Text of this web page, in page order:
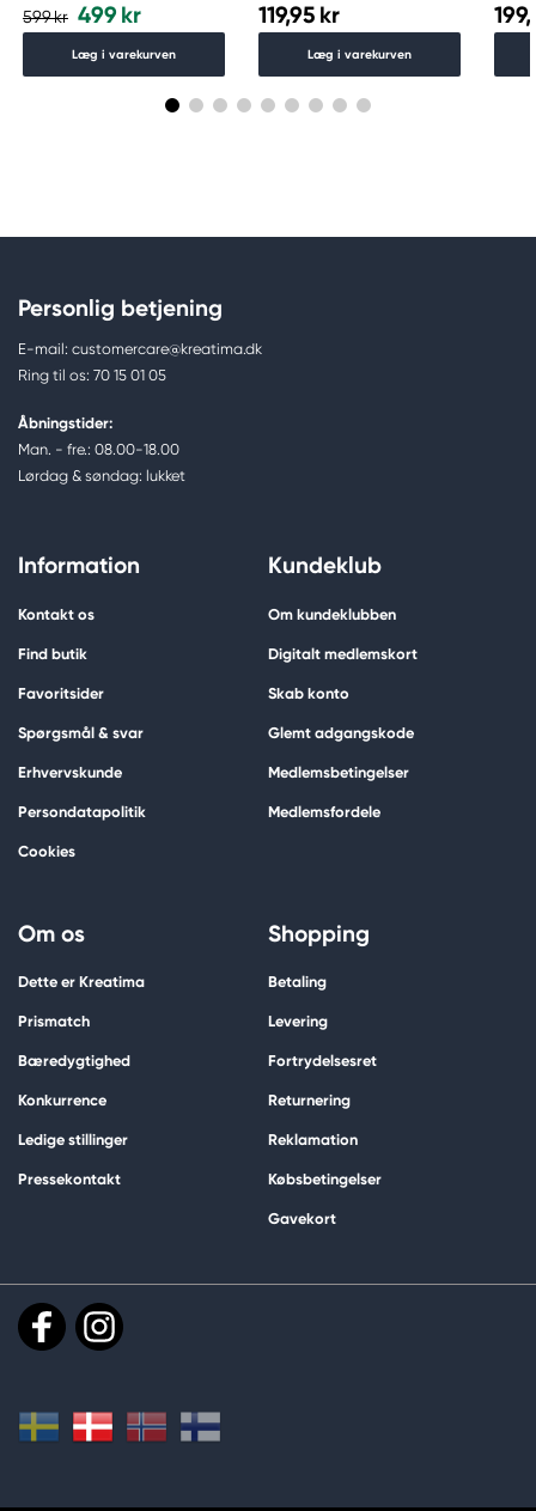
599 kr 499 kr
Læg i varekurven
119,95 kr
Læg i varekurven
Personlig betjening
E-mail: customercare@kreatima.dk
Ring til os: 70 15 01 05
Åbningstider:
Man. - fre.: 08.00-18.00
Lørdag & søndag: lukket
Information
Kontakt os
Find butik
Favoritsider
Spørgsmål & svar
Erhvervskunde
Persondatapolitik
Cookies
Kundeklub
Om kundeklubben
Digitalt medlemskort
Skab konto
Glemt adgangskode
Medlemsbetingelser
Medlemsfordele
Om os
Dette er Kreatima
Prismatch
Bæredygtighed
Konkurrence
Ledige stillinger
Pressekontakt
Shopping
Betaling
Levering
Fortrydelsesret
Returnering
Reklamation
Købsbetingelser
Gavekort